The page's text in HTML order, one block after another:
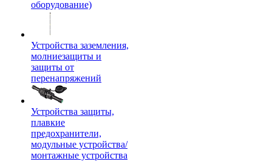
оборудование)
Устройства заземления,
молниезащиты и
защиты от
перенапряжений
Устройства защиты,
плавкие
предохранители,
модульные устройства/
монтажные устройства